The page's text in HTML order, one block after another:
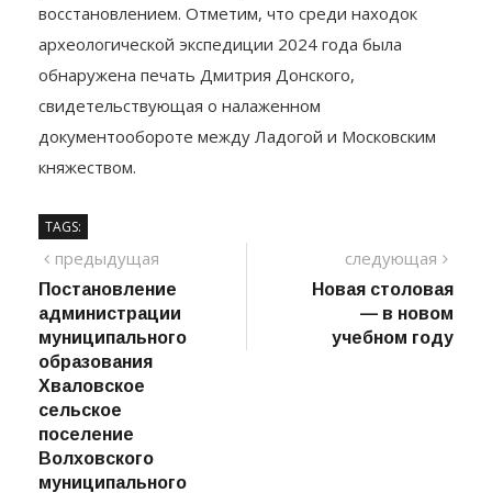
восстановлением. Отметим, что среди находок
археологической экспедиции 2024 года была
обнаружена печать Дмитрия Донского,
свидетельствующая о налаженном
документообороте между Ладогой и Московским
княжеством.
TAGS:
Навигация
по
записям
предыдущая
Постановление
администрации
муниципального
образования
Хваловское
сельское
поселение
Волховского
муниципального
следующая
пост
Новая столовая
— в новом
учебном году